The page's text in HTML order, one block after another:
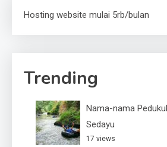
Hosting website mulai 5rb/bulan
Trending
Nama-nama
Sedayu
17 views